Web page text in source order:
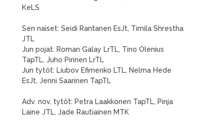
KeLS
Sen naiset: Seidi Rantanen EsJt, Timila Shrestha
JTL
Jun pojat: Roman Galay LrTL, Tino Olenius
TapTL, Juho Pirinen LrTL
Jun tytöt: Liubov Efimenko LTL, Nelma Hede
EsJt, Jenni Saarinen TapTL
Adv. nov. tytöt: Petra Laakkonen TapTL, Pinja
Laine JTL, Jade Rautiainen MTK